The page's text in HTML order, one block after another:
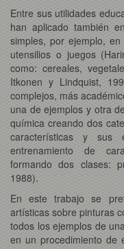
Entre sus utilidades
han aplicado también
simples, por ejemplo,
utensilios o juegos
como: cereales,
Itkonen y Lindquist,
complejos, más
una de ejemplos y otra
química creando dos
características y
entrenamiento de
formando dos clases:
1988).
En este trabajo se
artísticas sobre pinturas
todos los ejemplos de
en un procedimiento de